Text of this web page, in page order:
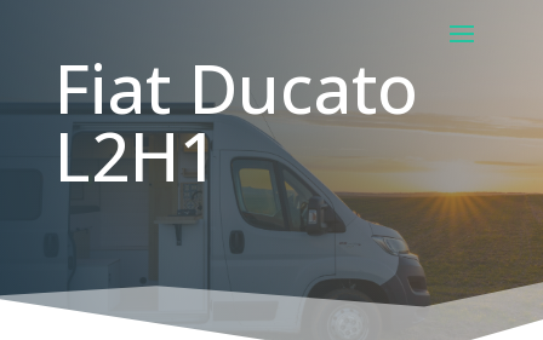
Fiat Ducato
L2H1